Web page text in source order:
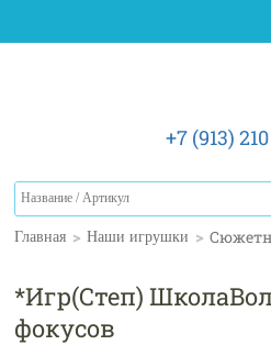
+7 (913)
Главная > Наши игрушки >
*Игр(Степ)
фокусов